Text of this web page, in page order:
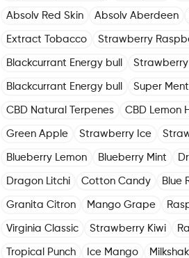
Absolv Red Skin Absolv Aberdeen
Extract Tobacco Strawberry
Blackcurrant Energy bull
Blackcurrant Energy bull Super
CBD Natural Terpenes CBD Lemon
Green Apple Strawberry Ice
Blueberry Lemon Blueberry Mint
Dragon Litchi Cotton Candy Blue
Granita Citron Mango Grape
Virginia Classic Strawberry Kiwi
Tropical Punch Ice Mango